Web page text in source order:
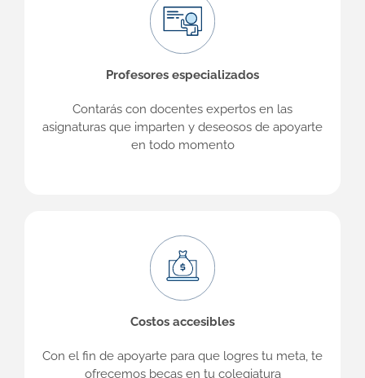
Profesores especializados
Contarás con docentes expertos en las
asignaturas que imparten y deseosos de apoyarte
en todo momento
Costos accesibles
Con el fin de apoyarte para que logres tu meta, te
ofrecemos becas en tu colegiatura